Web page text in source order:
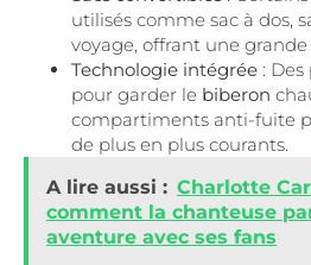
utilisés comme sac à dos,
voyage, offrant une
Technologie intégrée :
pour garder le biberon
compartiments anti-fuite
de plus en plus courants.
A lire aussi : Charlotte
comment la chanteuse
aventure avec ses fans